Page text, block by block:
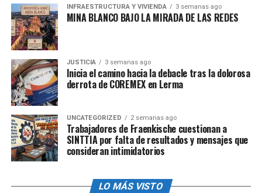
INFRAESTRUCTURA Y VIVIENDA 3 semanas ago
MINA BLANCO BAJO LA MIRADA DE LAS REDES
JUSTICIA 3 semanas ago
Inicia el camino hacia la debacle tras la dolorosa
derrota de COREMEX en Lerma
UNCATEGORIZED 2 semanas ago
Trabajadores de Fraenkische cuestionan a
SINTTIA por falta de resultados y mensajes que
consideran intimidatorios
LO MÁS VISTO